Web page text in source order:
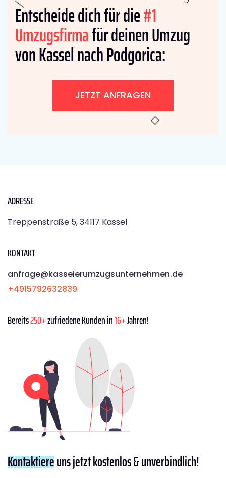
Entscheide dich für die#1
Umzugsfirmafür deinen Umzug
von Kassel nach Podgorica:
JETZT ANFRAGEN
ADRESSE
Treppenstraße 5, 34117 Kassel
KONTAKT
anfrage@kasselerumzugsunternehmen.de
+4915792632839
Bereits250+zufriedene Kunden in16+Jahren!
Kontaktiereuns jetzt kostenlos & unverbindlich!